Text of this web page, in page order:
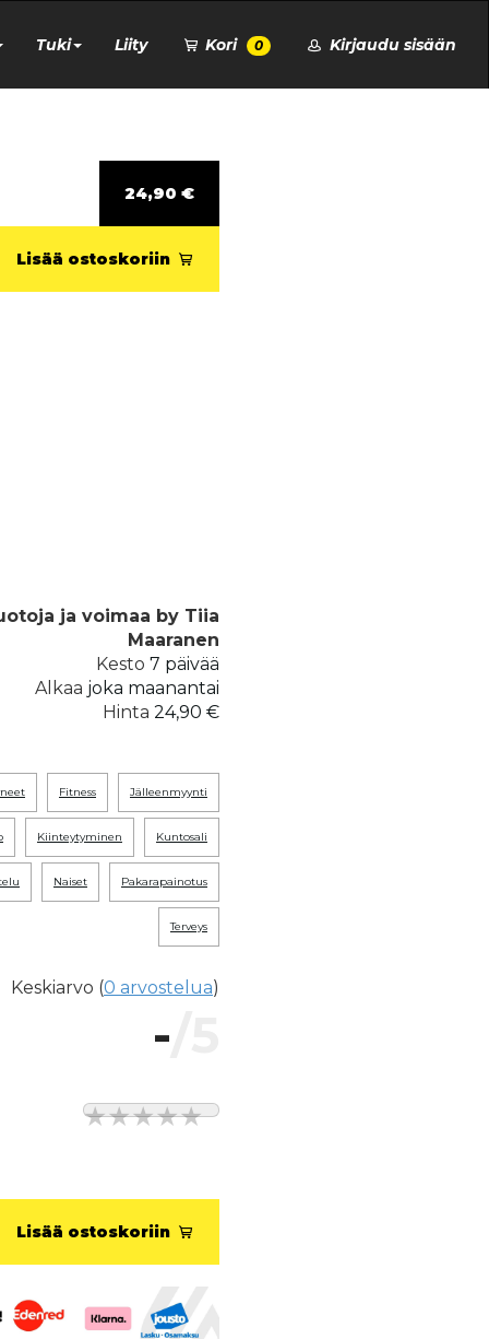
Tuki Liity Kori 0 Kirjaudu sisään
24,90 €
Lisää ostoskoriin
ja voimaa by Tiia
Maaranen
Kesto 7 päivää
Alkaa joka maanantai
Hinta 24,90 €
fitness jälleenmyynti
kiinteytyminen kuntosali
naiset pakarapainotus
terveys
Keskiarvo (0 arvostelua)
-
Lisää ostoskoriin